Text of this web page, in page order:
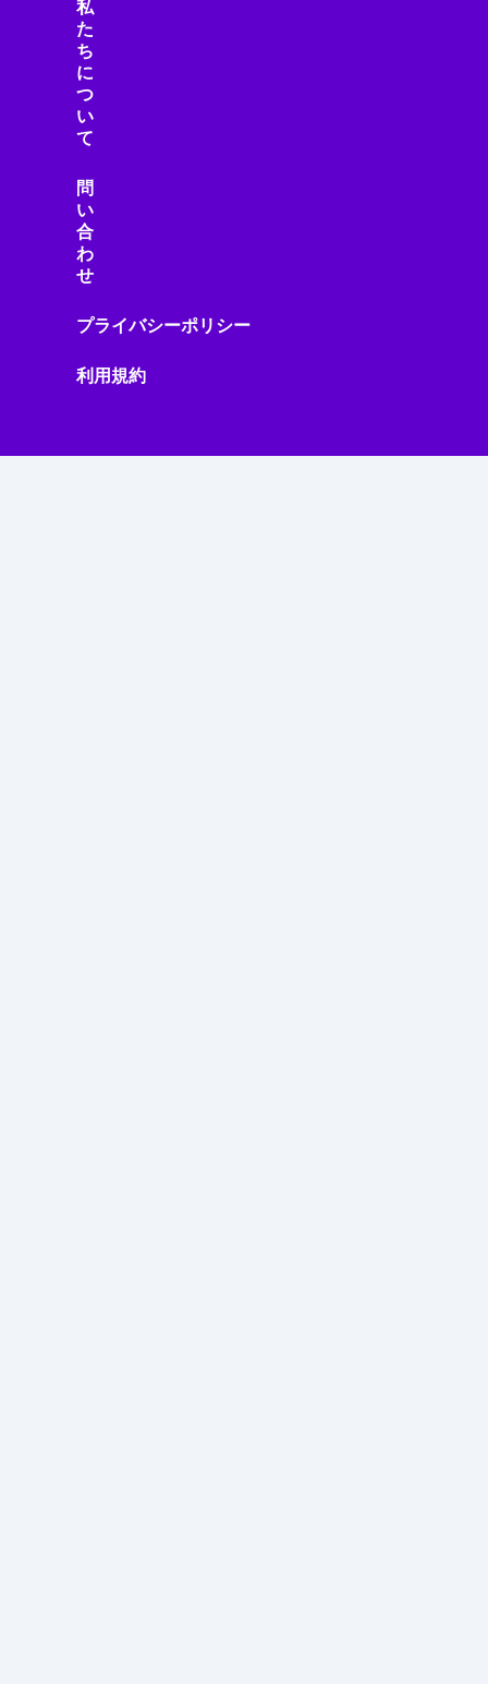
私
た
ち
に
つ
い
て
問
い
合
わ
せ
プライバシーポリシー
利用規約